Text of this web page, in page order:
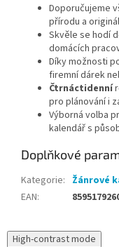
Doporučujeme
přírodu a
Skvěle se hodí
domácích
Díky možnosti
firemní dárek
Čtrnáctidenní
pro plánování i
Výborná volba
kalendář s
Doplňkové
Kategorie: Žánrové
EAN:
High-contrast mode